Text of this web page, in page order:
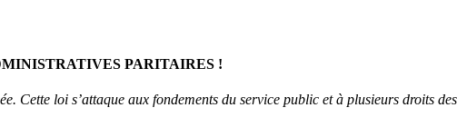
PARITAIRES !
loi s’attaque aux fondements du service public et à plusieurs droits